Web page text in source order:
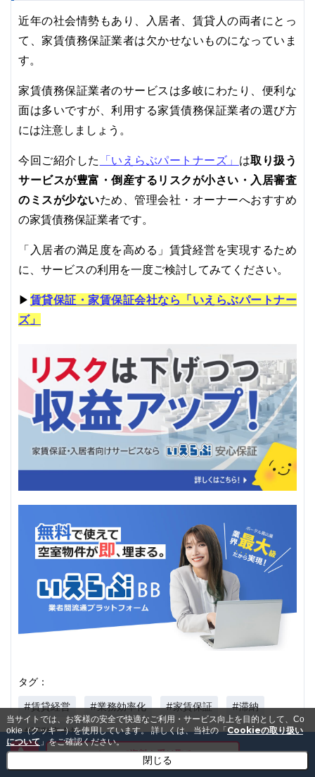
近年の社会情勢もあり、入居者、賃貸人の両者にとっ
て、家賃債務保証業者は欠かせないものになっていま
す。
家賃債務保証業者のサービスは多岐にわたり、便利な
面は多いですが、利用する家賃債務保証業者の選び方
には注意しましょう。
今回ご紹介した 「いえらぶパートナーズ」 は取り扱う
サービスが豊富・倒産するリスクが小さい・入居審査
のミスが少ないため、管理会社・オーナーへおすすめ
の家賃債務保証業者です。
「入居者の満足度を高める」賃貸経営を実現するため
に、サービスの利用を一度ご検討してみてください。
▶ 賃貸保証・家賃保証会社なら「いえらぶパートナー
ズ」
タグ：
#賃貸経営 #業務効率化 #家賃保証
#滞納
#不動産会社
メールで資料を受け取る
当サイトでは、お客様の安全で快適なご利用・サービス向上を目的として、Co
okie（クッキー）を使用しています。詳しくは、当社の「Cookieの取り扱い
について 」をご確認ください。
閉じる